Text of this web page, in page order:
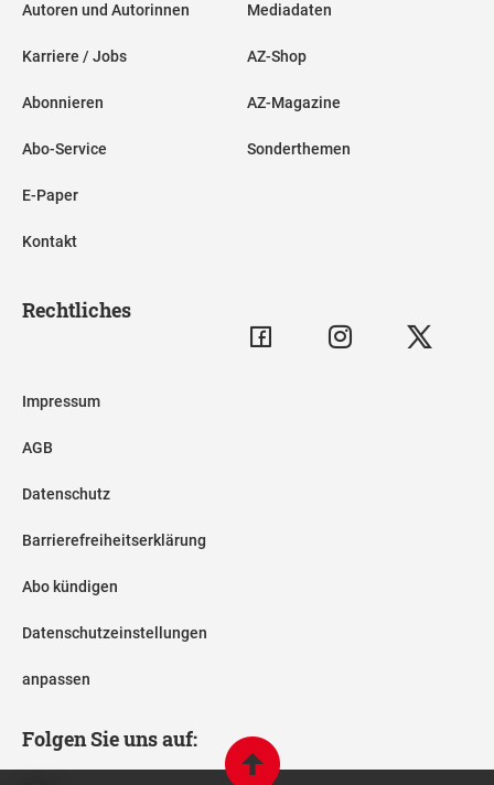
Autoren und Autorinnen
Karriere / Jobs
Abonnieren
Abo-Service
E-Paper
Kontakt
Mediadaten
AZ-Shop
AZ-Magazine
Sonderthemen
Rechtliches
Impressum
AGB
Datenschutz
Barrierefreiheitserklärung
Abo kündigen
Datenschutzeinstellungen
anpassen
Folgen Sie uns auf: